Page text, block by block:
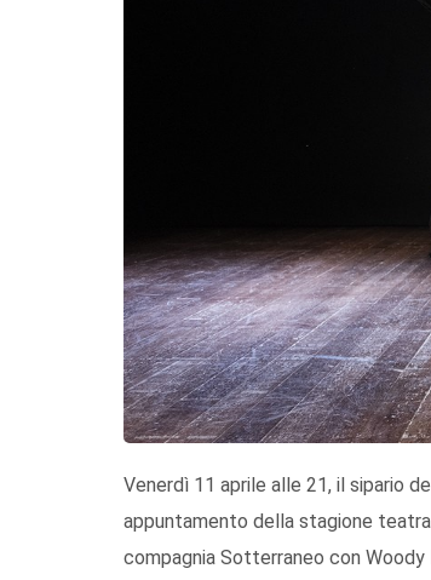
Venerdì 11 aprile alle 21, il sipario
appuntamento della stagione
compagnia Sotterraneo con